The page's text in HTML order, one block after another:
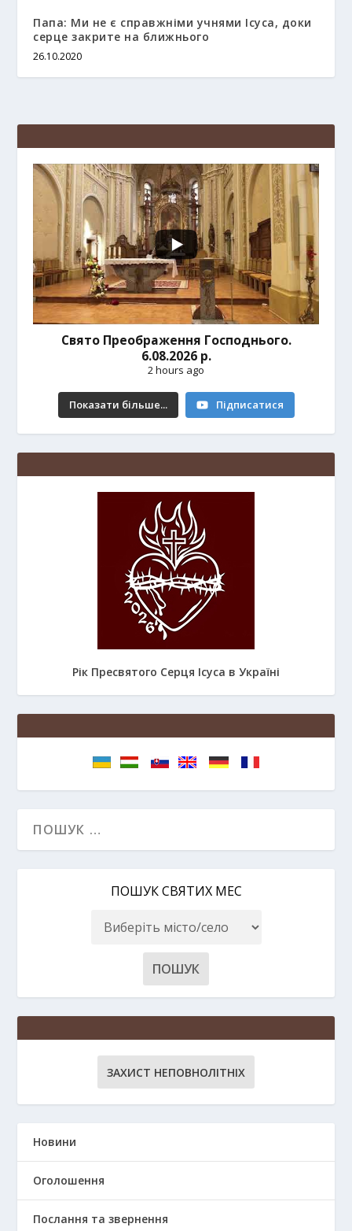
Папа: Ми не є справжніми учнями Ісуса, доки
серце закрите на ближнього
26.10.2020
Свято Преображення Господнього.
6.08.2026 р.
2 hours ago
Показати більше... Підписатися
Рік Пресвятого Серця Ісуса в Україні
ПОШУК СВЯТИХ МЕС
ЗАХИСТ НЕПОВНОЛІТНІХ
Новини
Оголошення
Послання та звернення